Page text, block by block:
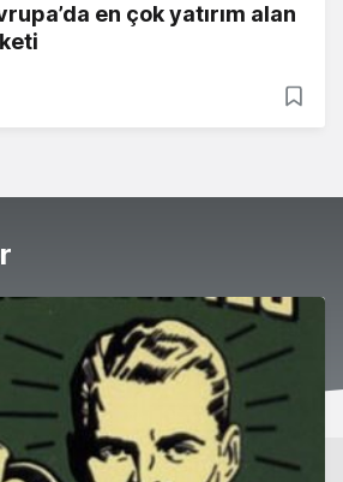
en çok yatırım alan